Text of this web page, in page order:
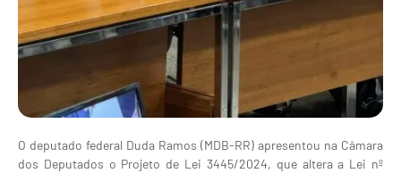
O deputado federal Duda Ramos (MDB-RR) apresentou na Câmara
dos Deputados o Projeto de Lei 3445/2024, que altera a Lei nº